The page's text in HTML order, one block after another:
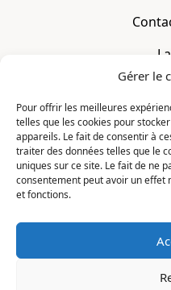
Gérer le
Pour offrir les meilleures
telles que les cookies pour
appareils. Le fait de consentir à
traiter des données telles que le
uniques sur ce site. Le fait de ne
consentement peut avoir un effet
et fonctions.
La
7